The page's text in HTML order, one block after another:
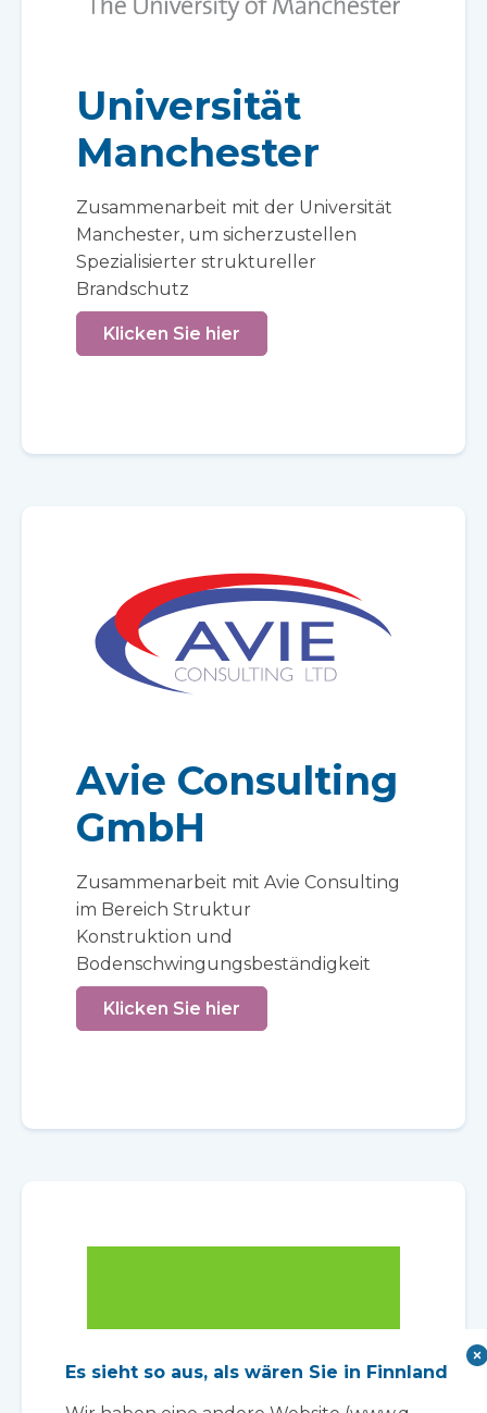
Universität
Manchester
Zusammenarbeit mit der Universität
Manchester, um sicherzustellen
Spezialisierter struktureller
Brandschutz
Klicken Sie hier
Avie Consulting
GmbH
Zusammenarbeit mit Avie Consulting
im Bereich Struktur
Konstruktion und
Bodenschwingungsbeständigkeit
Klicken Sie hier
Es sieht so aus, als wären Sie in Finnland